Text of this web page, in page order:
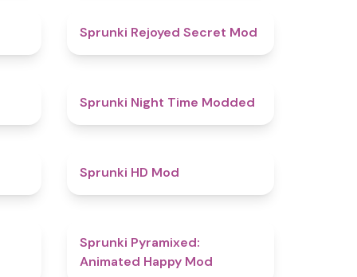
4.5
Sprunki Rejoyed Secret Mod
4.4
Sprunki Night Time Modded
Sprunki HD Mod
Sprunki Pyramixed:
Animated Happy Mod